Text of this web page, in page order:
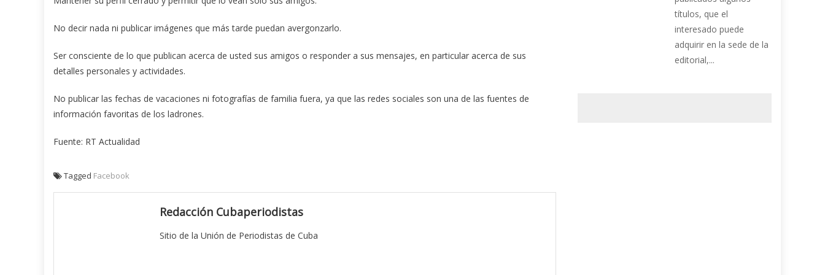
No decir nada ni publicar imágenes que más tarde puedan avergonzarlo.
Ser consciente de lo que publican acerca de usted sus amigos o responder a sus mensajes, en particular acerca de sus
detalles personales y actividades.
No publicar las fechas de vacaciones ni fotografías de familia fuera, ya que las redes sociales son una de las fuentes de
información favoritas de los ladrones.
Fuente: RT Actualidad
Tagged Facebook
Redacción Cubaperiodistas
Sitio de la Unión de Periodistas de Cuba
títulos, que el
interesado puede
adquirir en la sede de la
editorial,...